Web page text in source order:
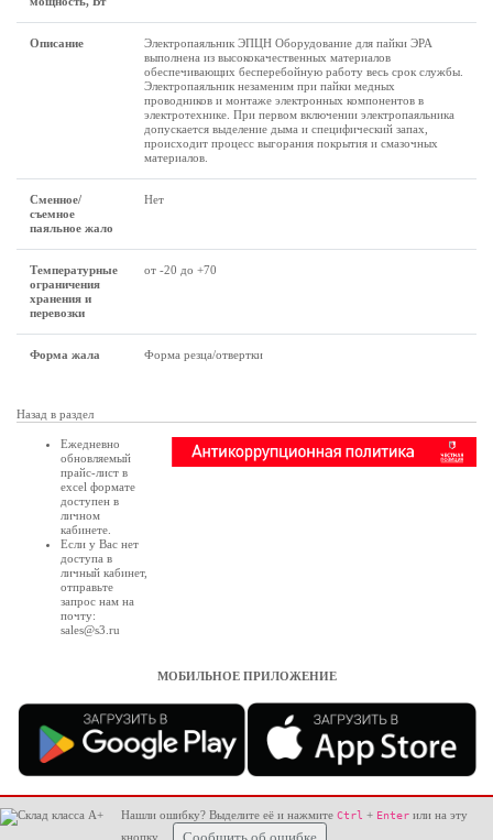
Описание
Электропаяльник ЭПЦН Оборудование для пайки ЭРА
выполнена из высококачественных материалов
обеспечивающих бесперебойную работу весь срок службы.
Электропаяльник незаменим при пайки медных
проводников и монтаже электронных компонентов в
электротехнике. При первом включении электропаяльника
допускается выделение дыма и специфический запах,
происходит процесс выгорания покрытия и смазочных
материалов.
Сменное/
съемное
паяльное жало
Нет
Температурные
ограничения
хранения и
перевозки
от -20 до +70
Форма жала Форма резца/отвертки
Назад в раздел
Ежедневно
обновляемый
прайс-лист в
excel формате
доступен в
личном
кабинете
Если у Вас нет
доступа в
личный кабинет,
отправьте
запрос нам на
почту:
sales@s3.ru
МОБИЛЬНОЕ ПРИЛОЖЕНИЕ
Нашли ошибку? Выделите её и нажмите Ctrl + Enter или на эту
кнопку